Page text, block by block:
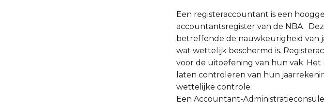
Een registeraccountant is een
accountantsregister van de NBA.
betreffende de nauwkeurigheid van
wat wettelijk beschermd is.
voor de uitoefening van hun vak.
laten controleren van hun
wettelijke controle.
Een Accountant-